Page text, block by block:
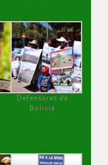
Defensoras de
Bolivia